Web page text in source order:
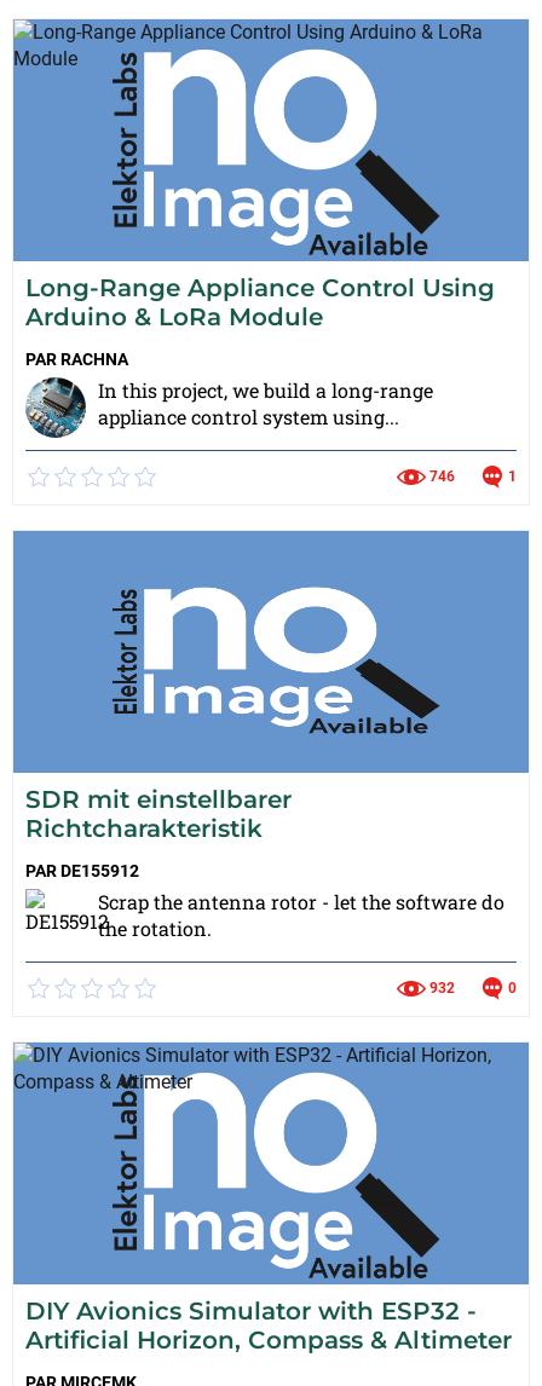
Long-Range Appliance Control Using
Arduino & LoRa Module
PARRACHNA
In this project, we build a long-range
appliance control system using...
746 1
SDR mit einstellbarer
Richtcharakteristik
PARDE155912
Scrap the antenna rotor - let the software do
the rotation.
932 0
DIY Avionics Simulator with ESP32 -
Artificial Horizon, Compass & Altimeter